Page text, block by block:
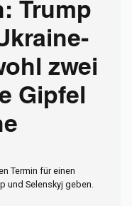
Trump
zwei
Gipfel
Termin für einen
und Selenskyj geben.